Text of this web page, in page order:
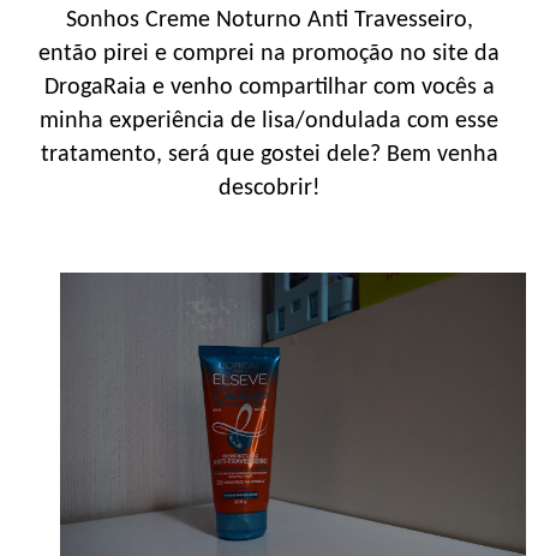
Sonhos Creme Noturno Anti Travesseiro,
então pirei e comprei na promoção no site da
DrogaRaia e venho compartilhar com vocês a
minha experiência de lisa/ondulada com esse
tratamento, será que gostei dele? Bem venha
descobrir!